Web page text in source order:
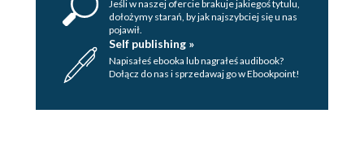
Jeśli w naszej ofercie brakuje jakiegoś tytulu,
dołożymy starań, by jak najszybciej się u nas
pojawił.
Self publishing »
Napisałeś ebooka lub nagrałeś audibook?
Dołącz do nas i sprzedawaj go w Ebookpoint!